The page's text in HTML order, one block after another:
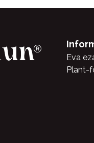
Eva
Plant-